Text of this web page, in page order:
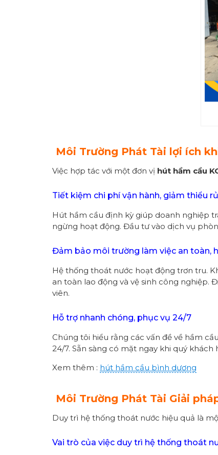
Môi Trường Phát Tài lợi ích
Việc hợp tác với một đơn vị hút hầm cầu
Tiết kiệm chi phí vận hành, giảm thiểu
Hút hầm cầu định kỳ giúp doanh nghiệp
ngừng hoạt động. Đầu tư vào dịch vụ
Đảm bảo môi trường làm việc an toàn,
Hệ thống thoát nước hoạt động trơn tru.
an toàn lao động và vệ sinh công
viên.
Hỗ trợ nhanh chóng, phục vụ 24/7
Chúng tôi hiểu rằng các vấn đề về hầm
24/7. Sẵn sàng có mặt ngay khi quý
Xem thêm : hút hầm cầu bình dương
Môi Trường Phát Tài Giải
Duy trì hệ thống thoát nước hiệu quả là
Vai trò của việc duy trì hệ thống thoát